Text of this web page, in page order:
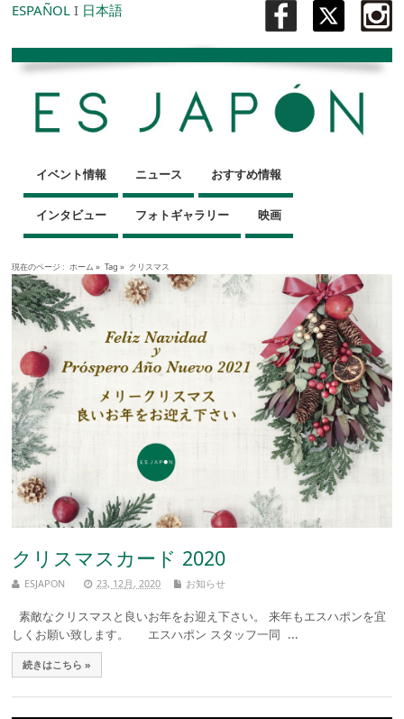
ESPAÑOL I 日本語
イベント情報 ニュース おすすめ情報
インタビュー フォトギャラリー 映画
現在のページ : ホーム » Tag » クリスマス
クリスマスカード 2020
ESJAPON 23, 12月, 2020 お知らせ
素敵なクリスマスと良いお年をお迎え下さい。 来年もエスハポンを宜
しくお願い致します。 エスハポン スタッフ一同 ...
続きはこちら »